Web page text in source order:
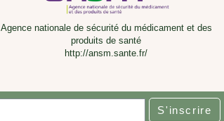
Agence nationale de sécurité du médicament et des
produits de santé
http://ansm.sante.fr/
S'inscrire